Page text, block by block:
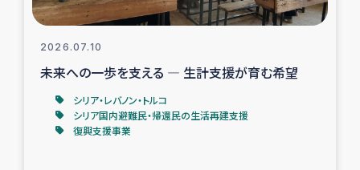
2026.07.10
未来への一歩を支える ― 生計支援が育む希望
シリア・レバノン・トルコ
シリア国内避難民・帰還民の生活再建支援
復興支援事業